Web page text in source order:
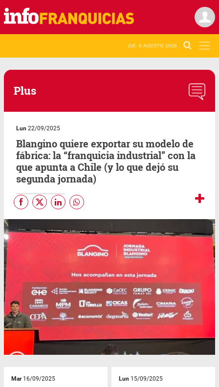
JUE. 6 AGOSTO 2026
Plus
Lun 22/09/2025
Blangino quiere exportar su modelo de
fábrica: la “franquicia industrial” con la
que apunta a Chile (y lo que dejó su
segunda jornada)
Mar16/09/2025 Lun 15/09/2025